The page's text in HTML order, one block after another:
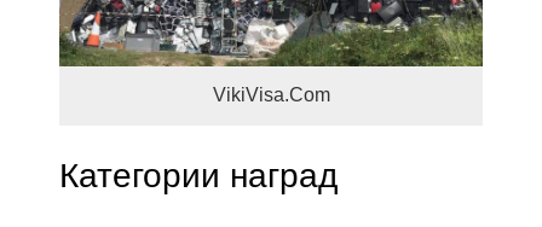
VikiVisa.Com
Категории наград